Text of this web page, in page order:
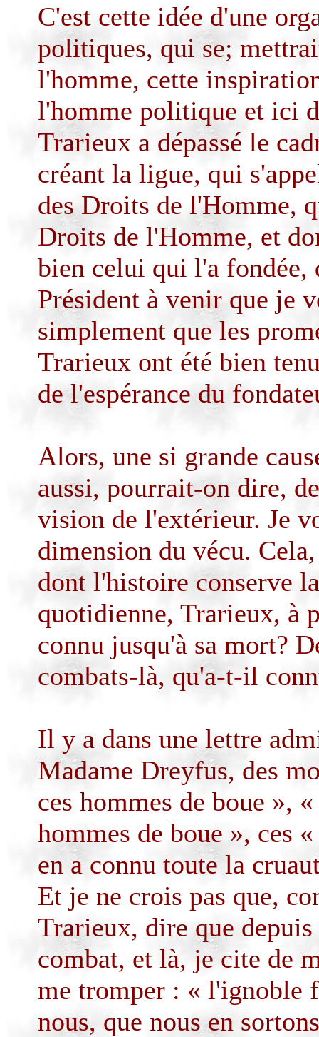
C'est cette idée d'une
politiques, qui se;
l'homme, cette
l'homme politique et ici
Trarieux a dépassé le
créant la ligue, qui
des Droits de l'Homme,
Droits de l'Homme, et
bien celui qui l'a fondée,
Président à venir que je
simplement que les
Trarieux ont été bien
de l'espérance du
Alors, une si grande
aussi, pourrait-on dire,
vision de l'extérieur. Je
dimension du vécu.
dont l'histoire conserve
quotidienne, Trarieux, à
connu jusqu'à sa mort?
combats-là, qu'a-t-il
Il y a dans une lettre
Madame Dreyfus, des
ces hommes de boue »,
hommes de boue », ces
en a connu toute la
Et je ne crois pas que,
Trarieux, dire que
combat, et là, je cite de
me tromper : « l'ignoble
nous, que nous en